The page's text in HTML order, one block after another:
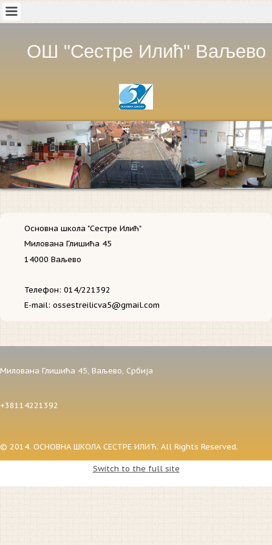
ОШ "Сестре Илић" Ваљево
Основна школа "Сестре Илић"
Милована Глишића 45
14000 Ваљево
Телефон: 014/221392
E-mail: ossestreilicva5@gmail.com
Милована Глишића 45, Ваљево, Србија
+38114221392
© 2014. ОСНОВНА ШКОЛА СЕСТРЕ ИЛИЋ. All Rights Reserved.
Switch to the full site